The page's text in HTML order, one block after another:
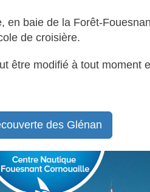
en baie de la Forêt-
de croisière.
être modifié à tout moment
des Glénan